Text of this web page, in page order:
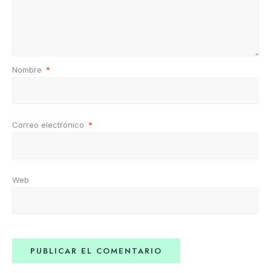
Nombre *
Correo electrónico *
Web